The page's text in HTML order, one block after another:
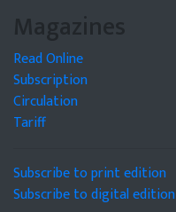
Magazines
Read Online
Subscription
Circulation
Tariff
Subscribe to print edition
Subscribe to digital edition